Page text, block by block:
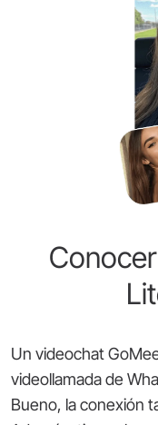
Un videochat
videollamada de
Bueno, la conexión